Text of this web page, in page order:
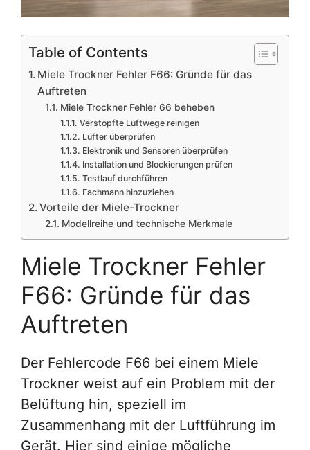
Table of Contents
Miele Trockner Fehler F66: Gründe für das
Auftreten
Miele Trockner Fehler 66 beheben
Verstopfte Luftwege reinigen
Lüfter überprüfen
Elektronik und Sensoren überprüfen
Installation und Blockierungen prüfen
Testlauf durchführen
Fachmann hinzuziehen
Vorteile der Miele-Trockner
Modellreihe und technische Merkmale
Miele Trockner Fehler
F66: Gründe für das
Auftreten
Der Fehlercode F66 bei einem Miele
Trockner weist auf ein Problem mit der
Belüftung hin, speziell im
Zusammenhang mit der Luftführung im
Gerät. Hier sind einige mögliche